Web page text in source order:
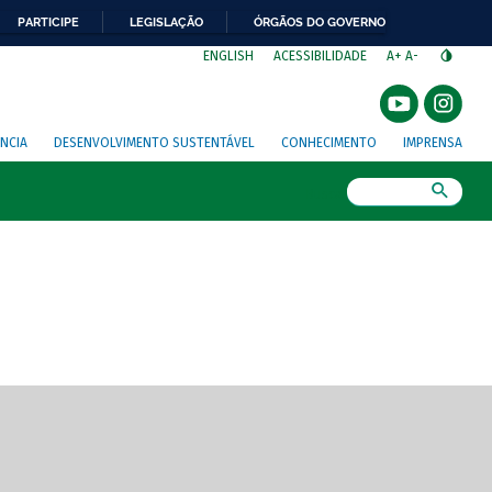
PARTICIPE LEGISLAÇÃO ÓRGÃOS DO GOVERNO
ENGLISH ACESSIBILIDADE A+ A-
DESENVOLVIMENTO SUSTENTÁVEL CONHECIMENTO IMPRENSA
de tela